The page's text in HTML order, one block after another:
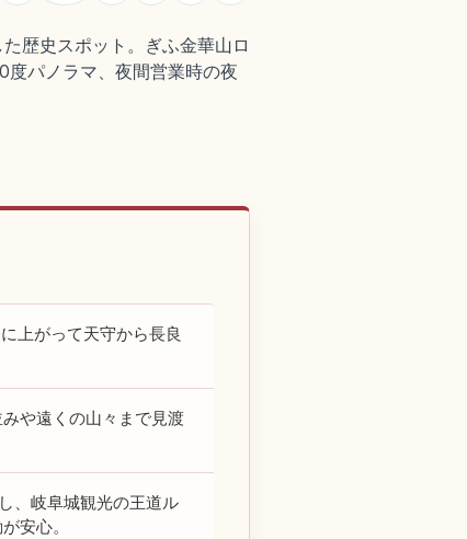
歴史スポット。ぎふ金華山ロ
パノラマ、夜間営業時の夜
上がって天守から長良
や遠くの山々まで見渡
、岐阜城観光の王道ル
安心。